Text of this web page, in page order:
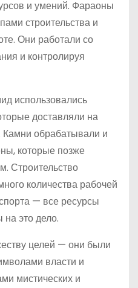
и умений. Фараоны
строительства и
Они работали со
и контролируя
использовались
доставляли на
Камни обрабатывали и
которые позже
Строительство
количества рабочей
— все ресурсы
это дело.
целей — они были
власти и
мистических и